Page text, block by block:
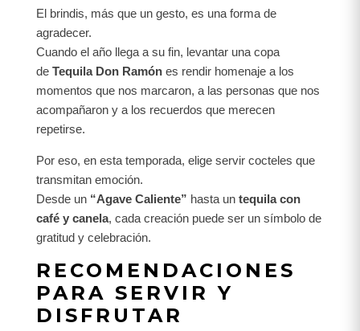
El brindis, más que un gesto, es una forma de
agradecer.
Cuando el año llega a su fin, levantar una copa
de Tequila Don Ramón es rendir homenaje a los
momentos que nos marcaron, a las personas que nos
acompañaron y a los recuerdos que merecen
repetirse.
Por eso, en esta temporada, elige servir cocteles que
transmitan emoción.
Desde un “Agave Caliente” hasta un tequila con
café y canela, cada creación puede ser un símbolo de
gratitud y celebración.
RECOMENDACIONES
PARA SERVIR Y
DISFRUTAR